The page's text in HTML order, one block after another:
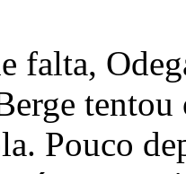
falta,
Pouco